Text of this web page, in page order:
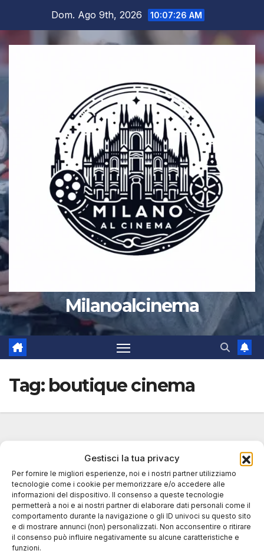
Gestisci la tua privacy
Per fornire le migliori esperienze, noi e i nostri partner utilizziamo
tecnologie come i cookie per memorizzare e/o accedere alle
informazioni del dispositivo. Il consenso a queste tecnologie
permetterà a noi e ai nostri partner di elaborare dati personali come il
comportamento durante la navigazione o gli ID univoci su questo sito
e di mostrare annunci (non) personalizzati. Non acconsentire o ritirare
il consenso può influire negativamente su alcune caratteristiche e
funzioni.
contenuto
Dom. Ago 9th, 2026 10:07:26 AM
Milanoalcinema
Tag: boutique cinema